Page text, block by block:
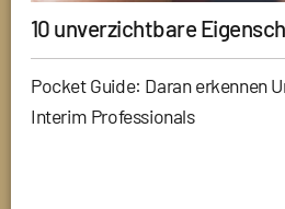
10 unverzichtbare
Pocket Guide: Daran erkennen
Interim Professionals